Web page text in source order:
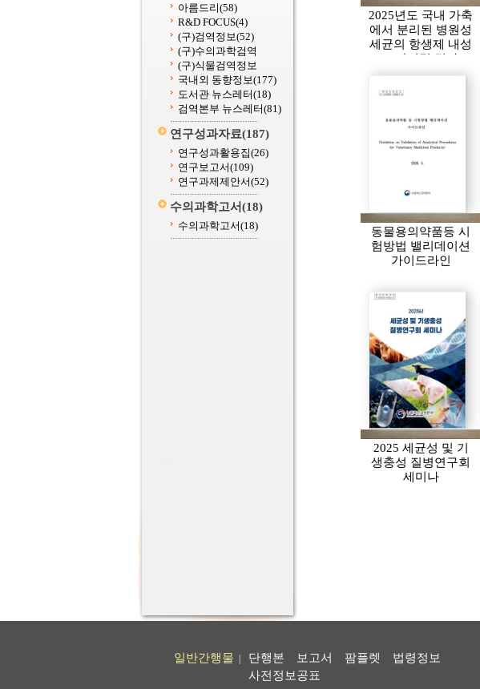
아름드리(58)
R&D FOCUS(4)
(구)검역정보(52)
(구)수의과학검역
(구)식물검역정보
국내외 동향정보(177)
도서관 뉴스레터(18)
검역본부 뉴스레터(81)
연구성과자료(187)
연구성과활용집(26)
연구보고서(109)
연구과제제안서(52)
수의과학고서(18)
수의과학고서(18)
2025년도 국내 가축
에서 분리된 병원성
세균의 항생제 내성
모니터링 결과
동물용의약품등 시
험방법 밸리데이션
가이드라인
2025 세균성 및 기
생충성 질병연구회
세미나
일반간행물 단행본 보고서 팜플렛
법령정보
사전정보공표